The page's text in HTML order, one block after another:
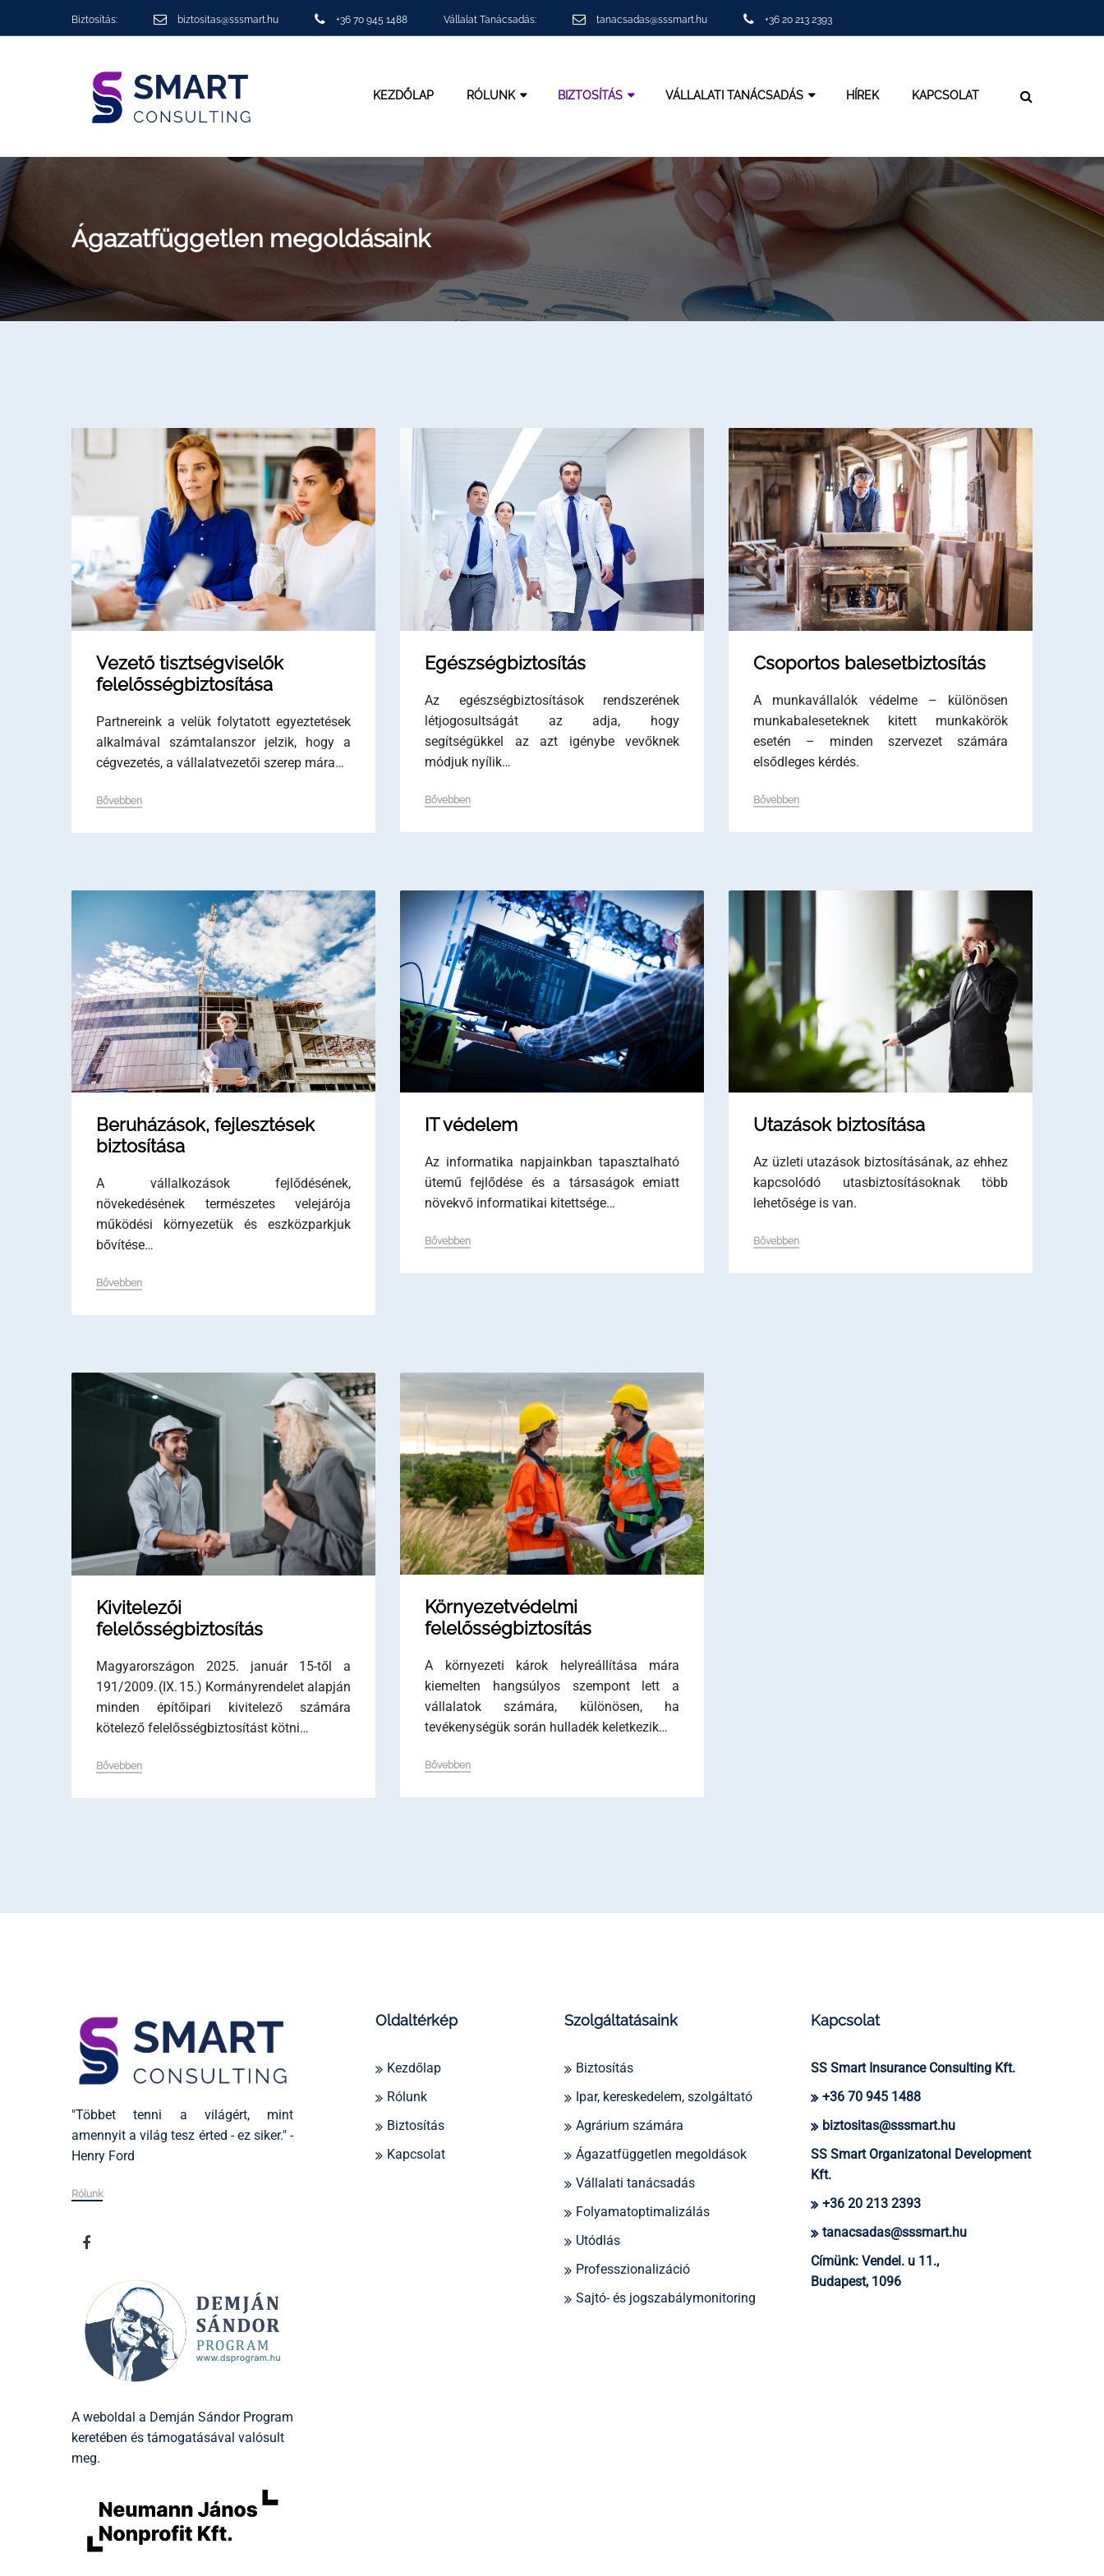
Biztosítás: biztositas@sssmart.hu +36 70 945 1488 Vállalat Tanácsadás: tanacsadas@sssmart.hu +36 20 213 2393
KEZDŐLAP RÓLUNK BIZTOSÍTÁS VÁLLALATI TANÁCSADÁS HÍREK KAPCSOLAT
Ágazatfüggetlen megoldásaink
Vezető tisztségviselők
felelősségbiztosítása
Partnereink a velük folytatott egyeztetések
alkalmával számtalanszor jelzik, hogy a
cégvezetés, a vállalatvezetői szerep mára…
Bővebben
Egészségbiztosítás
Az egészségbiztosítások rendszerének
létjogosultságát az adja, hogy
segítségükkel az azt igénybe vevőknek
módjuk nyílik…
Bővebben
Csoportos balesetbiztosítás
A munkavállalók védelme – különösen
munkabaleseteknek kitett munkakörök
esetén – minden szervezet számára
elsődleges kérdés.
Bővebben
Beruházások, fejlesztések
biztosítása
A vállalkozások fejlődésének,
növekedésének természetes velejárója
működési környezetük és eszközparkjuk
bővítése…
Bővebben
IT védelem
Az informatika napjainkban tapasztalható
ütemű fejlődése és a társaságok emiatt
növekvő informatikai kitettsége…
Bővebben
Utazások biztosítása
Az üzleti utazások biztosításának, az ehhez
kapcsolódó utasbiztosításoknak több
lehetősége is van.
Bővebben
Kivitelezői
felelősségbiztosítás
Magyarországon 2025. január 15-től a
191/2009. (IX. 15.) Kormányrendelet alapján
minden építőipari kivitelező számára
kötelező felelősségbiztosítást kötni…
Bővebben
Környezetvédelmi
felelősségbiztosítás
A környezeti károk helyreállítása mára
kiemelten hangsúlyos szempont lett a
vállalatok számára, különösen, ha
tevékenységük során hulladék keletkezik…
Bővebben
"Többet tenni a világért, mint
amennyit a világ tesz érted - ez siker." -
Henry Ford
Rólunk
A weboldal a Demján Sándor Program
keretében és támogatásával valósult
meg.
Oldaltérkép
Kezdőlap
Rólunk
Biztosítás
Kapcsolat
Szolgáltatásaink
Biztosítás
Ipar, kereskedelem, szolgáltató
Agrárium számára
Ágazatfüggetlen megoldások
Vállalati tanácsadás
Folyamatoptimalizálás
Utódlás
Professzionalizáció
Sajtó- és jogszabálymonitoring
Kapcsolat
SS Smart Insurance Consulting Kft.
+36 70 945 1488
biztositas@sssmart.hu
SS Smart Organizatonal Development
Kft.
+36 20 213 2393
tanacsadas@sssmart.hu
Címünk: Vendel. u 11.,
Budapest, 1096